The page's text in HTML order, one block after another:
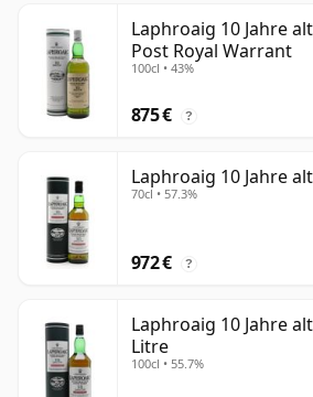
Laphroaig 10 Jahre
Post Royal Warrant
100cl • 43%
875 € ?
Laphroaig 10 Jahre
70cl • 57.3%
972 € ?
Laphroaig 10 Jahre
Litre
100cl • 55.7%